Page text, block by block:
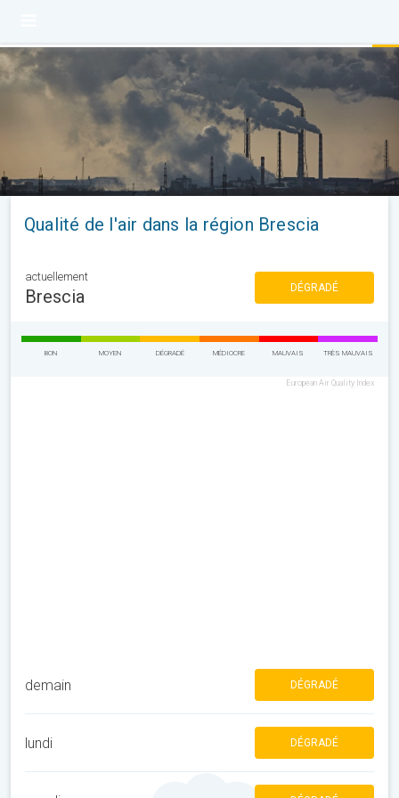
Qualité de l'air dans la région Brescia
actuellement
Brescia DÉGRADÉ
BON MOYEN DÉGRADÉ MÉDIOCRE MAUVAIS TRÈS MAUVAIS
European Air Quality Index
demain DÉGRADÉ
lundi DÉGRADÉ